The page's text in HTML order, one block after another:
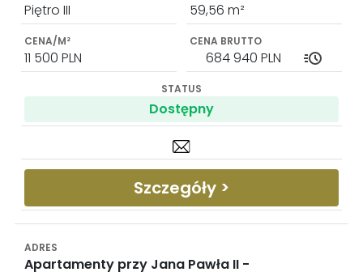
Piętro III 59,56 m²
11 500 PLN 684 940 PLN
Dostępny
Szczegóły >
Apartamenty przy Jana Pawła II -